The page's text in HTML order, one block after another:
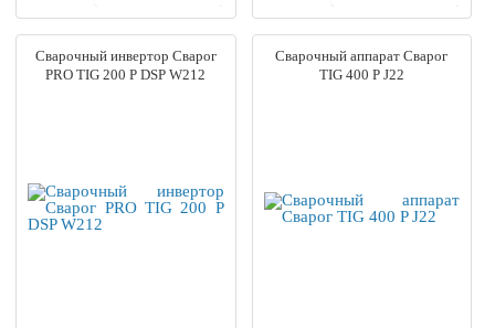
Сварочный инвертор Сварог
PRO TIG 200 P DSP W212
Сварочный аппарат Сварог
TIG 400 P J22